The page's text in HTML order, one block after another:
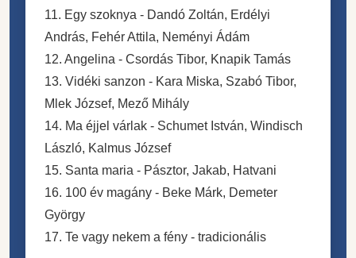
11. Egy szoknya - Dandó Zoltán, Erdélyi
András, Fehér Attila, Neményi Ádám
12. Angelina - Csordás Tibor, Knapik Tamás
13. Vidéki sanzon - Kara Miska, Szabó Tibor,
Mlek József, Mező Mihály
14. Ma éjjel várlak - Schumet István, Windisch
László, Kalmus József
15. Santa maria - Pásztor, Jakab, Hatvani
16. 100 év magány - Beke Márk, Demeter
György
17. Te vagy nekem a fény - tradicionális